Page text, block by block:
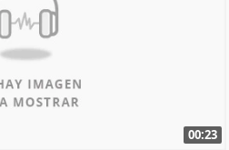
00:23